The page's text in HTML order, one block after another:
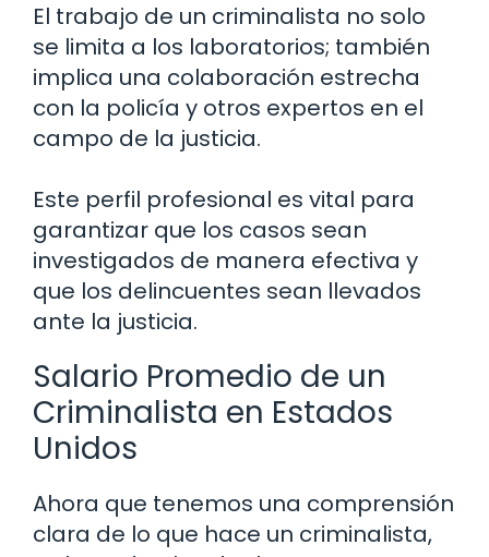
El trabajo de un criminalista no solo
se limita a los laboratorios; también
implica una colaboración estrecha
con la policía y otros expertos en el
campo de la justicia.
Este perfil profesional es vital para
garantizar que los casos sean
investigados de manera efectiva y
que los delincuentes sean llevados
ante la justicia.
Salario Promedio de un
Criminalista en Estados
Unidos
Ahora que tenemos una comprensión
clara de lo que hace un criminalista,